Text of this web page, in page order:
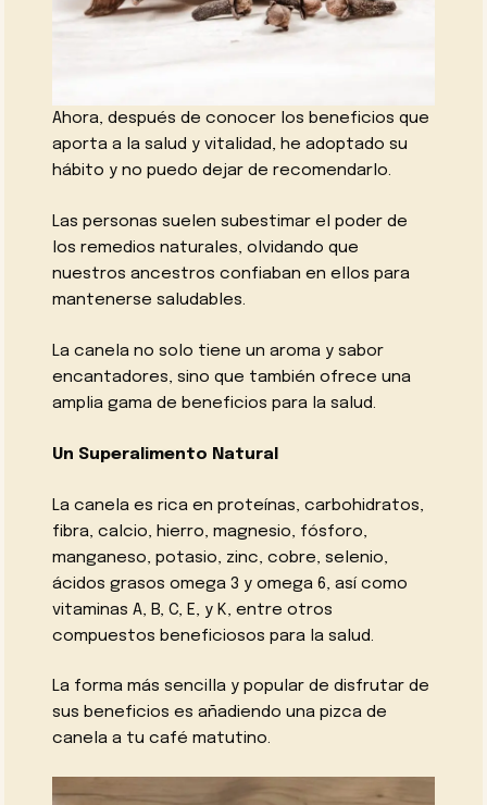
Ahora, después de conocer los beneficios que
aporta a la salud y vitalidad, he adoptado su
hábito y no puedo dejar de recomendarlo.
Las personas suelen subestimar el poder de
los remedios naturales, olvidando que
nuestros ancestros confiaban en ellos para
mantenerse saludables.
La canela no solo tiene un aroma y sabor
encantadores, sino que también ofrece una
amplia gama de beneficios para la salud.
Un Superalimento Natural
La canela es rica en proteínas, carbohidratos,
fibra, calcio, hierro, magnesio, fósforo,
manganeso, potasio, zinc, cobre, selenio,
ácidos grasos omega 3 y omega 6, así como
vitaminas A, B, C, E, y K, entre otros
compuestos beneficiosos para la salud.
La forma más sencilla y popular de disfrutar de
sus beneficios es añadiendo una pizca de
canela a tu café matutino.